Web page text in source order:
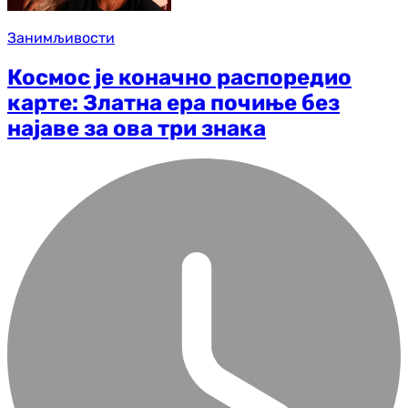
Занимљивости
Космос је коначно распоредио
карте: Златна ера почиње без
најаве за ова три знака